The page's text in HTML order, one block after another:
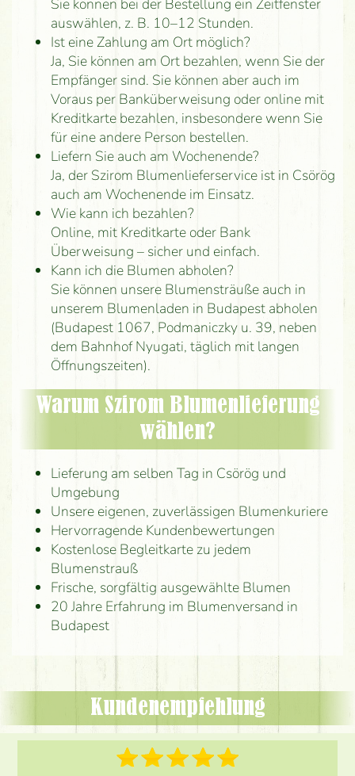
Sie können bei der Bestellung ein Zeitfenster
auswählen, z. B. 10–12 Stunden.
Ist eine Zahlung am Ort möglich?
Ja, Sie können am Ort bezahlen, wenn Sie der
Empfänger sind. Sie können aber auch im
Voraus per Banküberweisung oder online mit
Kreditkarte bezahlen, insbesondere wenn Sie
für eine andere Person bestellen.
Liefern Sie auch am Wochenende?
Ja, der Szirom Blumenlieferservice ist in Csörög
auch am Wochenende im Einsatz.
Wie kann ich bezahlen?
Online, mit Kreditkarte oder Bank
Überweisung – sicher und einfach.
Kann ich die Blumen abholen?
Sie können unsere Blumensträuße auch in
unserem Blumenladen in Budapest abholen
(Budapest 1067, Podmaniczky u. 39, neben
dem Bahnhof Nyugati, täglich mit langen
Öffnungszeiten).
Warum Szirom Blumenlieferung
wählen?
Lieferung am selben Tag in Csörög und
Umgebung
Unsere eigenen, zuverlässigen Blumenkuriere
Hervorragende Kundenbewertungen
Kostenlose Begleitkarte zu jedem
Blumenstrauß
Frische, sorgfältig ausgewählte Blumen
20 Jahre Erfahrung im Blumenversand in
Budapest
Kundenempfehlung